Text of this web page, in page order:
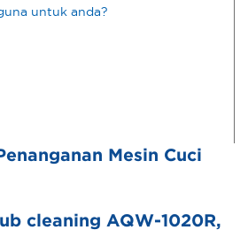
untuk anda?
Mesin Cuci
cleaning AQW-1020R,